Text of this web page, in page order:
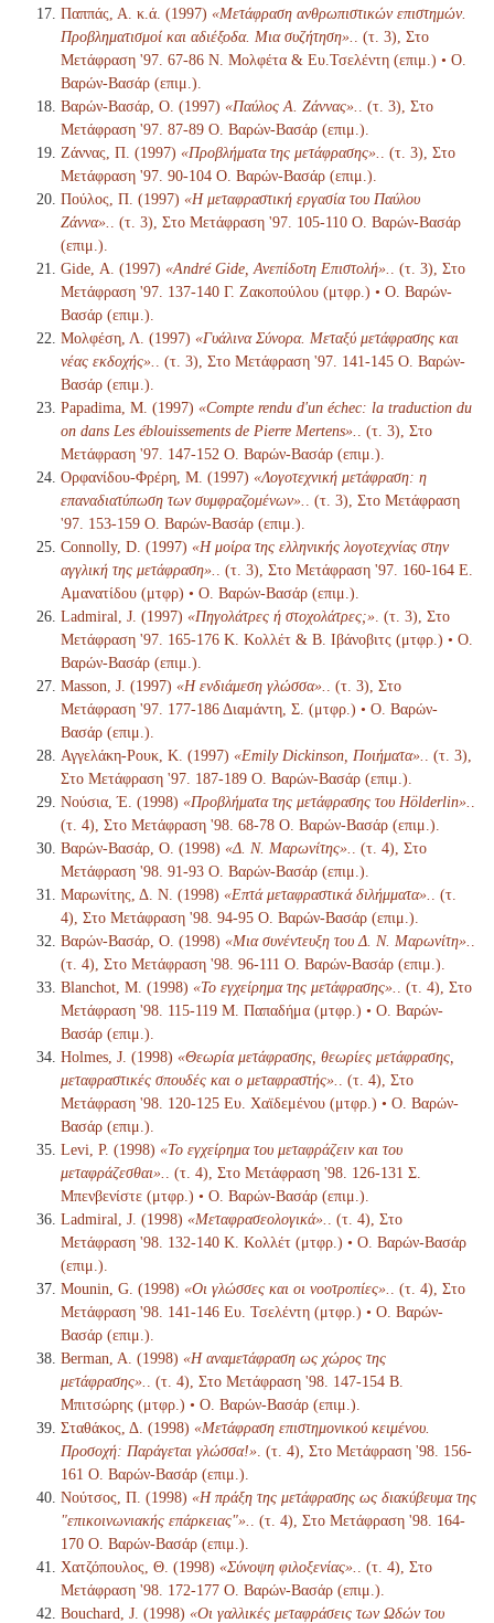
Παππάς, Α. κ.ά. (1997) «Μετάφραση ανθρωπιστικών επιστημών.
Προβληματισμοί και αδιέξοδα. Μια συζήτηση».
. (τ. 3), Στο
Μετάφραση '97. 67-86 Ν. Μολφέτα & Ευ.Τσελέντη (επιμ.) • Ο.
Βαρών-Βασάρ (επιμ.).
Βαρών-Βασάρ, Ο. (1997) «Παύλος Α. Ζάννας».
. (τ. 3), Στο
Μετάφραση '97. 87-89 Ο. Βαρών-Βασάρ (επιμ.).
Ζάννας, Π. (1997) «Προβλήματα της μετάφρασης».
. (τ. 3), Στο
Μετάφραση '97. 90-104 Ο. Βαρών-Βασάρ (επιμ.).
Πούλος, Π. (1997) «Η μεταφραστική εργασία του Παύλου
Ζάννα».
. (τ. 3), Στο Μετάφραση '97. 105-110 Ο. Βαρών-Βασάρ
(επιμ.).
Gide, Α. (1997) «André Gide, Ανεπίδοτη Επιστολή».
. (τ. 3), Στο
Μετάφραση '97. 137-140 Γ. Ζακοπούλου (μτφρ.) • Ο. Βαρών-
Βασάρ (επιμ.).
Μολφέση, Λ. (1997) «Γυάλινα Σύνορα. Μεταξύ μετάφρασης και
νέας εκδοχής».
. (τ. 3), Στο Μετάφραση '97. 141-145 Ο. Βαρών-
Βασάρ (επιμ.).
Papadima, M. (1997) «Compte rendu d'un échec: la traduction du
on dans Les éblouissements de Pierre Mertens».
. (τ. 3), Στο
Μετάφραση '97. 147-152 Ο. Βαρών-Βασάρ (επιμ.).
Ορφανίδου-Φρέρη, Μ. (1997) «Λογοτεχνική μετάφραση: η
επαναδιατύπωση των συμφραζομένων».
. (τ. 3), Στο Μετάφραση
'97. 153-159 Ο. Βαρών-Βασάρ (επιμ.).
Connolly, D. (1997) «Η μοίρα της ελληνικής λογοτεχνίας στην
αγγλική της μετάφραση».
. (τ. 3), Στο Μετάφραση '97. 160-164 Ε.
Αμανατίδου (μτφρ) • Ο. Βαρών-Βασάρ (επιμ.).
Ladmiral, J. (1997) «Πηγολάτρες ή στοχολάτρες;» . (τ. 3), Στο
Μετάφραση '97. 165-176 Κ. Κολλέτ & Β. Ιβάνοβιτς (μτφρ.) • Ο.
Βαρών-Βασάρ (επιμ.).
Masson, J. (1997) «Η ενδιάμεση γλώσσα».
. (τ. 3), Στο
Μετάφραση '97. 177-186 Διαμάντη, Σ. (μτφρ.) • Ο. Βαρών-
Βασάρ (επιμ.).
Αγγελάκη-Ρουκ, Κ. (1997) «Emily Dickinson, Ποιήματα».
. (τ. 3),
Στο Μετάφραση '97. 187-189 Ο. Βαρών-Βασάρ (επιμ.).
Νούσια, Έ. (1998) «Προβλήματα της μετάφρασης του Hölderlin».
(τ. 4), Στο Μετάφραση '98. 68-78 Ο. Βαρών-Βασάρ (επιμ.).
Βαρών-Βασάρ, Ο. (1998) «Δ. Ν. Μαρωνίτης».
. (τ. 4), Στο
Μετάφραση '98. 91-93 Ο. Βαρών-Βασάρ (επιμ.).
Μαρωνίτης, Δ. Ν. (1998) «Επτά μεταφραστικά διλήμματα».
. (τ.
4), Στο Μετάφραση '98. 94-95 Ο. Βαρών-Βασάρ (επιμ.).
Βαρών-Βασάρ, Ο. (1998) «Μια συνέντευξη του Δ. Ν. Μαρωνίτη».
(τ. 4), Στο Μετάφραση '98. 96-111 Ο. Βαρών-Βασάρ (επιμ.).
Blanchot, M. (1998) «Το εγχείρημα της μετάφρασης».
. (τ. 4), Στο
Μετάφραση '98. 115-119 Μ. Παπαδήμα (μτφρ.) • Ο. Βαρών-
Βασάρ (επιμ.).
Holmes, J. (1998) «Θεωρία μετάφρασης, θεωρίες μετάφρασης,
μεταφραστικές σπουδές και ο μεταφραστής».
. (τ. 4), Στο
Μετάφραση '98. 120-125 Ευ. Χαϊδεμένου (μτφρ.) • Ο. Βαρών-
Βασάρ (επιμ.).
Levi, P. (1998) «Το εγχείρημα του μεταφράζειν και του
μεταφράζεσθαι».
. (τ. 4), Στο Μετάφραση '98. 126-131 Σ.
Μπενβενίστε (μτφρ.) • Ο. Βαρών-Βασάρ (επιμ.).
Ladmiral, J. (1998) «Μεταφρασεολογικά».
. (τ. 4), Στο
Μετάφραση '98. 132-140 Κ. Κολλέτ (μτφρ.) • Ο. Βαρών-Βασάρ
(επιμ.).
Mounin, G. (1998) «Οι γλώσσες και οι νοοτροπίες».
. (τ. 4), Στο
Μετάφραση '98. 141-146 Ευ. Τσελέντη (μτφρ.) • Ο. Βαρών-
Βασάρ (επιμ.).
Berman, A. (1998) «Η αναμετάφραση ως χώρος της
μετάφρασης».
. (τ. 4), Στο Μετάφραση '98. 147-154 Β.
Μπιτσώρης (μτφρ.) • Ο. Βαρών-Βασάρ (επιμ.).
Σταθάκος, Δ. (1998) «Μετάφραση επιστημονικού κειμένου.
Προσοχή: Παράγεται γλώσσα!» . (τ. 4), Στο Μετάφραση '98. 156-
161 Ο. Βαρών-Βασάρ (επιμ.).
Νούτσος, Π. (1998) «Η πράξη της μετάφρασης ως διακύβευμα της
"επικοινωνιακής επάρκειας"».
. (τ. 4), Στο Μετάφραση '98. 164-
170 Ο. Βαρών-Βασάρ (επιμ.).
Χατζόπουλος, Θ. (1998) «Σύνοψη φιλοξενίας».
. (τ. 4), Στο
Μετάφραση '98. 172-177 Ο. Βαρών-Βασάρ (επιμ.).
Bouchard, J. (1998) «Οι γαλλικές μεταφράσεις των Ωδών του